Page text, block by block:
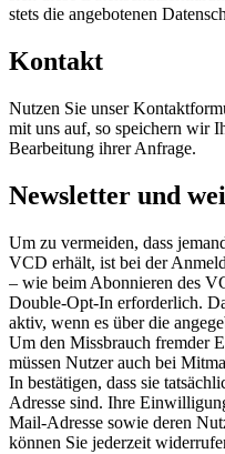
stets die angebotenen
Kontakt
Nutzen Sie unser
mit uns auf, so speichern wir
Bearbeitung ihrer Anfrage.
Newsletter und
Um zu vermeiden, dass
VCD erhält, ist bei der
– wie beim Abonnieren des
Double-Opt-In erforderlich.
aktiv, wenn es über die
Um den Missbrauch fremder
müssen Nutzer auch bei
In bestätigen, dass sie
Adresse sind. Ihre
Mail-Adresse sowie deren
können Sie jederzeit